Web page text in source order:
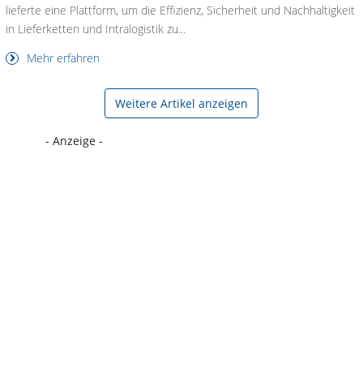
lieferte eine Plattform, um die Effizienz, Sicherheit und Nachhaltigkeit
in Lieferketten und Intralogistik zu...
Mehr erfahren
Weitere Artikel anzeigen
- Anzeige -